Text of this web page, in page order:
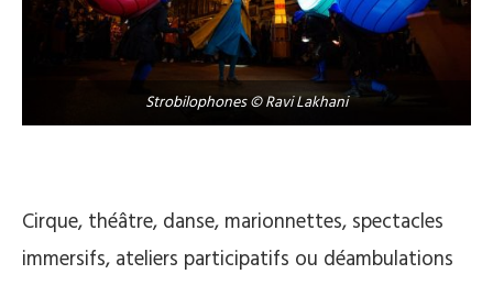
Strobilophones © Ravi Lakhani
Cirque, théâtre, danse, marionnettes, spectacles
immersifs, ateliers participatifs ou déambulations